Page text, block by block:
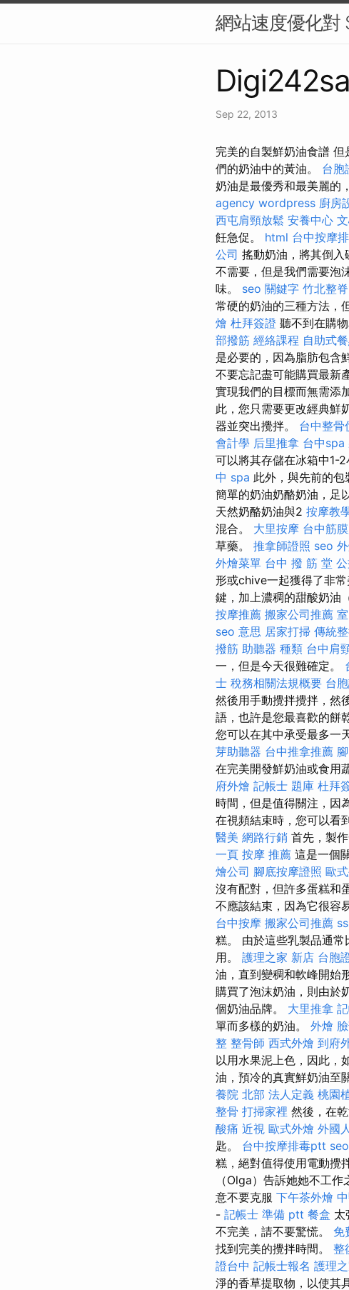
網站速度優化對
Sep 22, 2013
完美的自製鮮奶油食譜
們的奶油中的黃油。 台胞
奶油是最優秀和最美麗的
agency wordpress 廚房
西屯肩頸放鬆 安養中心
飪急促。 html 台中按摩
公司 搖動奶油，將其倒
不需要，但是我們需要泡
味。 seo 關鍵字 竹北整脊
常硬的奶油的三種方法，
燴 杜拜簽證 聽不到在購
部撥筋 經絡課程 自助式
是必要的，因為脂肪包含
不要忘記盡可能購買最新
實現我們的目標而無需添
此，您只需要更改經典鮮
器並突出攪拌。 台中整骨
會計學 后里推拿 台中spa
可以將其存儲在冰箱中1-
中 spa 此外，與先前的
簡單的奶油奶酪奶油，足
天然奶酪奶油與2 按摩教
混合。 大里按摩 台中筋
草藥。 推拿師證照 seo
外燴菜單 台中 撥 筋 堂
形或chive一起獲得了非
鍵，加上濃稠的甜酸奶油
按摩推薦 搬家公司推薦
seo 意思 居家打掃 傳統
撥筋 助聽器 種類 台中肩
一，但是今天很難確定。
士 稅務相關法規概要 台
然後用手動攪拌攪拌，然
語，也許是您最喜歡的餅
您可以在其中承受最多一
芽助聽器 台中推拿推薦
在完美開發鮮奶油或食用
府外燴 記帳士 題庫 杜拜
時間，但是值得關注，因
在視頻結束時，您可以看
醫美 網路行銷 首先，製
一頁 按摩 推薦 這是一個
燴公司 腳底按摩證照 歐
沒有配對，但許多蛋糕和
不應該結束，因為它很容
台中按摩 搬家公司推薦
糕。 由於這些乳製品通
用。 護理之家 新店 台胞
油，直到變稠和軟峰開始
購買了泡沫奶油，則由於
個奶油品牌。 大里推拿
單而多樣的奶油。 外燴
整 整骨師 西式外燴 到府
以用水果泥上色，因此，
油，預冷的真實鮮奶油至
養院 北部 法人定義 桃園
整骨 打掃家裡 然後，在
酸痛 近視 歐式外燴 外國
匙。 台中按摩排毒ptt
糕，絕對值得使用電動攪
（Olga）告訴她她不工
意不要克服 下午茶外燴
- 記帳士 準備 ptt 餐盒 太
不完美，請不要驚慌。 免
找到完美的攪拌時間。 整
證台中 記帳士報名 護理
淨的香草提取物，以使其